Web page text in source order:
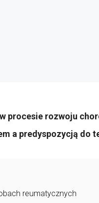
procesie rozwoju
a predyspozycją do
reumatycznych